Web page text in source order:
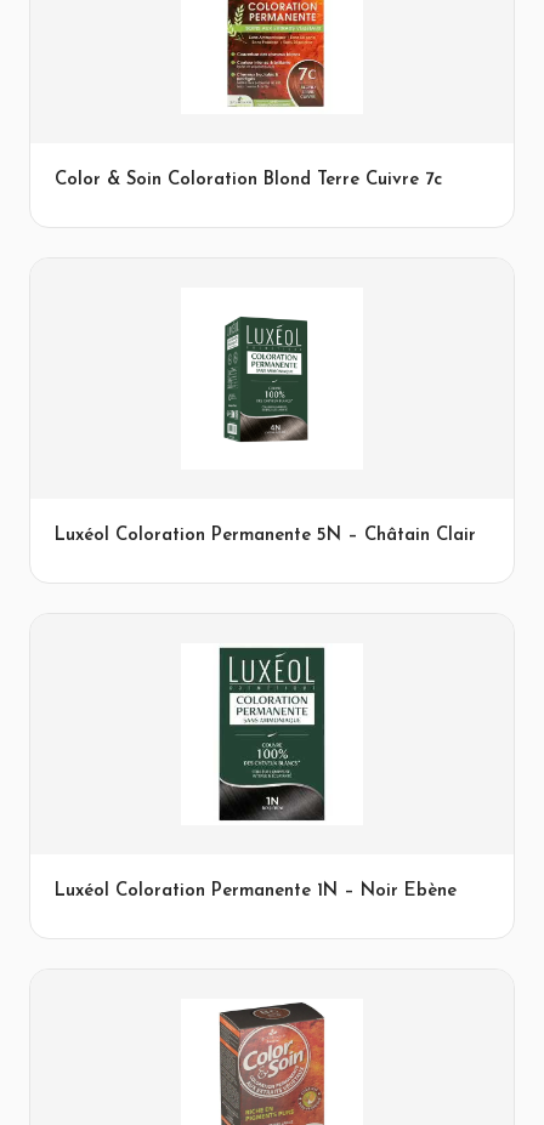
Color & Soin Coloration Blond Terre Cuivre 7c
Luxéol Coloration Permanente 5N – Châtain Clair
Luxéol Coloration Permanente 1N – Noir Ebène